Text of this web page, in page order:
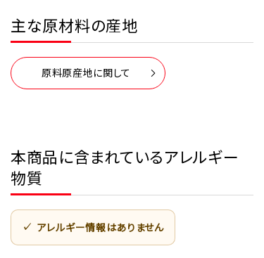
主な原材料の産地
原料原産地に関して
本商品に含まれているアレルギー
物質
アレルギー情報はありません